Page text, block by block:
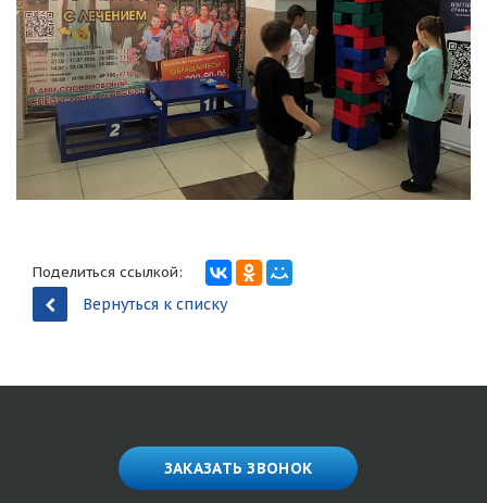
Поделиться ссылкой:
Вернуться к списку
ЗАКАЗАТЬ ЗВОНОК